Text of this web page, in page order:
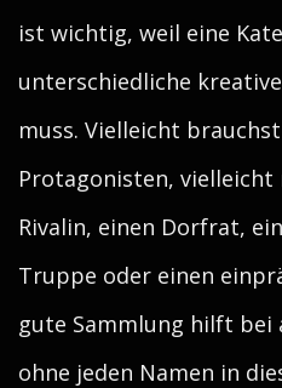
ist wichtig, weil eine
unterschiedliche
muss. Vielleicht
Protagonisten, vielleicht
Rivalin, einen Dorfrat,
Truppe oder einen
gute Sammlung hilft bei
ohne jeden Namen in